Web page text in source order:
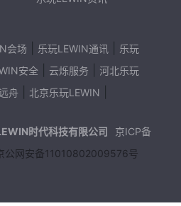
会场 乐玩LEWIN通讯|
乐玩
安全| 云烁服务
河北乐玩
舟 北京乐玩LEWIN
时代科技有限公司
京ICP备
公网安备11010802009576号